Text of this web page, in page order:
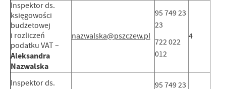
Inspektor ds.
księgowości
budżetowej
i rozliczeń
podatku VAT –
Aleksandra
Nazwalska
nazwalska@pszczew.pl
95 749 23
23
722 022
012
4
Inspektor ds.
95 749 23